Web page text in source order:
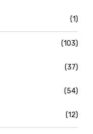
(1)
(103)
(37)
(54)
(12)